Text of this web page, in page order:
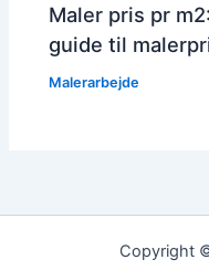
Maler pris pr
guide til
Malerarbejde
Copyright